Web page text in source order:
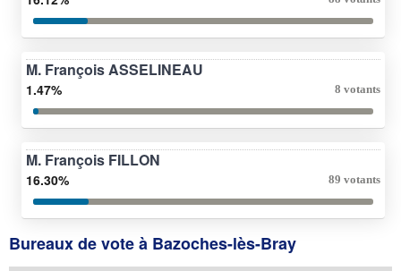
M. François ASSELINEAU
1.47% 8 votants
M. François FILLON
16.30% 89 votants
Bureaux de vote à Bazoches-lès-Bray